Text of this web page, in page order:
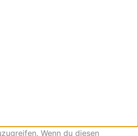
Wenn du diesen